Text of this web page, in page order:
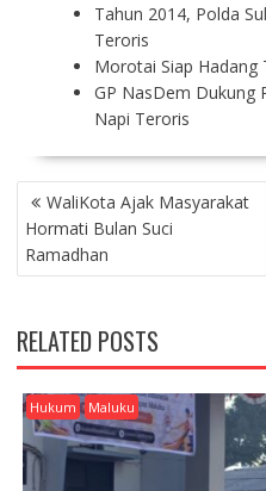
Tahun 2014, Polda
Teroris
Morotai Siap Hadang
GP NasDem Dukung
Napi Teroris
P
O
S
T
A
V
I
G
A
T
WaliKota Ajak Masyarakat
Hormati Bulan Suci
Ramadhan
RELATED POSTS
Hukum Maluku